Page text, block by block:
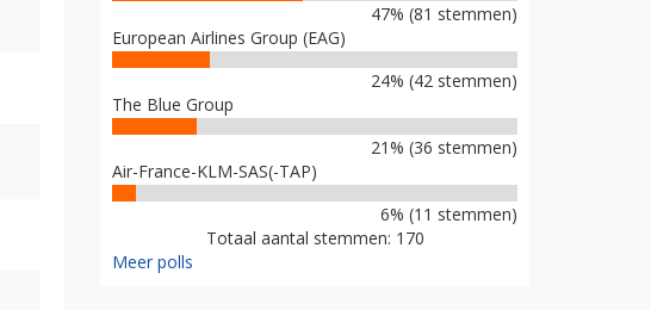
47% (81 stemmen)
European Airlines Group (EAG)
24% (42 stemmen)
The Blue Group
21% (36 stemmen)
Air-France-KLM-SAS(-TAP)
6% (11 stemmen)
Totaal aantal stemmen: 170
Meer polls